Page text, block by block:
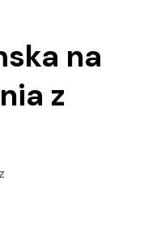
na
z